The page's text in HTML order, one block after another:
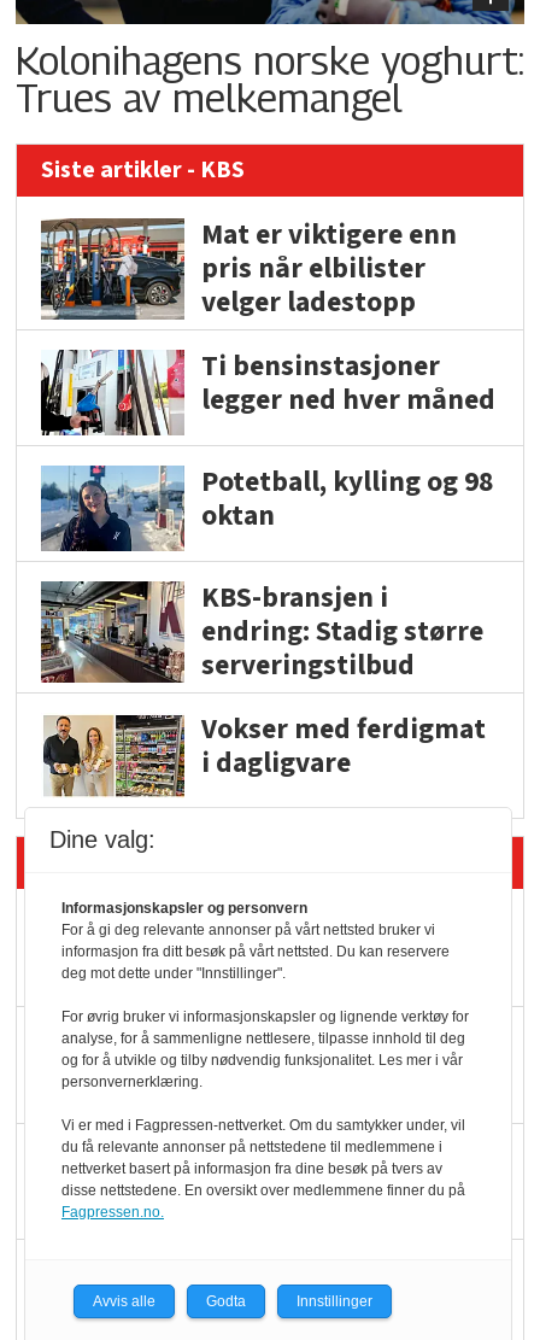
Kolonihagens norske yoghurt:
Trues av melkemangel
Siste artikler - KBS
Mat er viktigere enn
pris når elbilister
velger ladestopp
Ti bensinstasjoner
legger ned hver måned
Potetball, kylling og 98
oktan
KBS-bransjen i
endring: Stadig større
serveringstilbud
Vokser med ferdigmat
i dagligvare
Siste artikler - Butikk i praksis
Rema-flaggskip
dundrer videre
Slik opprettholdes
ølsalget
Færre varer, men fulle
hyller
KI lager mat i butikken
Dine valg:
Informasjonskapsler og personvern
For å gi deg relevante annonser på vårt nettsted bruker vi
informasjon fra ditt besøk på vårt nettsted. Du kan reservere
deg mot dette under "Innstillinger".
For øvrig bruker vi informasjonskapsler og lignende verktøy for
analyse, for å sammenligne nettlesere, tilpasse innhold til deg
og for å utvikle og tilby nødvendig funksjonalitet. Les mer i vår
personvernerklæring.
Vi er med i Fagpressen-nettverket. Om du samtykker under, vil
du få relevante annonser på nettstedene til medlemmene i
nettverket basert på informasjon fra dine besøk på tvers av
disse nettstedene. En oversikt over medlemmene finner du på
Fagpressen.no.
Avvis alle Godta Innstillinger